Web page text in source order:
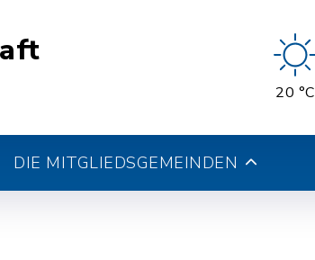
20 °C
DIE MITGLIEDSGEMEINDEN